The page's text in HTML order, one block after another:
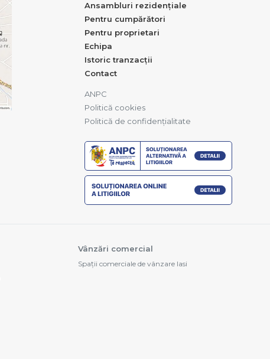
Ansambluri rezidențiale
Pentru cumpărători
Pentru proprietari
Echipa
Istoric tranzacții
Contact
ANPC
Politică cookies
Politică de confidențialitate
Vânzări comercial
Spații comerciale de vânzare Iasi